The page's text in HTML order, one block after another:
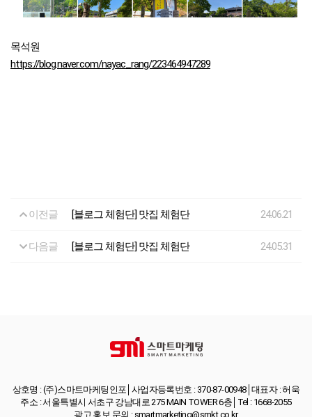
목석원
https://blog.naver.com/nayac_rang/223464947289
이전글 [블로그 체험단] 맛집 체험단 24.06.21
다음글 [블로그 체험단] 맛집 체험단 24.05.31
상호명 : (주)스마트마케팅인포│사업자등록번호 : 370-87-00948│대표자 : 허욱
주소 : 서울특별시 서초구 강남대로 275 MAIN TOWER 6층│Tel : 1668-2055
광고 홍보 문의 : smartmarketing@smkt.co.kr